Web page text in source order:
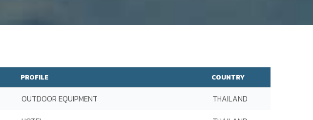
PROFILE COUNTRY
OUTDOOR EQUIPMENT
THAILAND